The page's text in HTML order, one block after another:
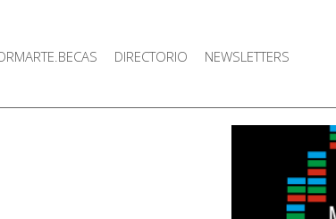
DIRECTORIO NEWSLETTERS